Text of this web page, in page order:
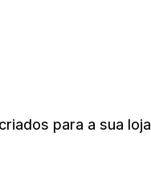
para a sua loja